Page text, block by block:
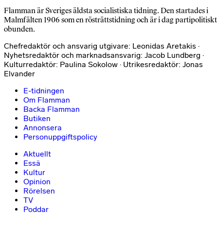
Flamman är Sveriges äldsta socialistiska tidning. Den startades i
Malmfälten 1906 som en rösträttstidning och är i dag partipolitiskt
obunden.
Chefredaktör och ansvarig utgivare: Leonidas Aretakis ·
Nyhetsredaktör och marknadsansvarig: Jacob Lundberg ·
Kulturredaktör: Paulina Sokolow · Utrikesredaktör: Jonas
Elvander
E-tidningen
Om Flamman
Backa Flamman
Butiken
Annonsera
Personuppgiftspolicy
Aktuellt
Essä
Kultur
Opinion
Rörelsen
TV
Poddar